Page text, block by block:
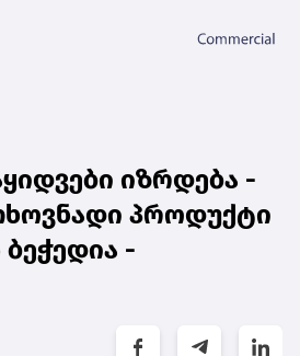
იზრდება -
პროდუქტი
-